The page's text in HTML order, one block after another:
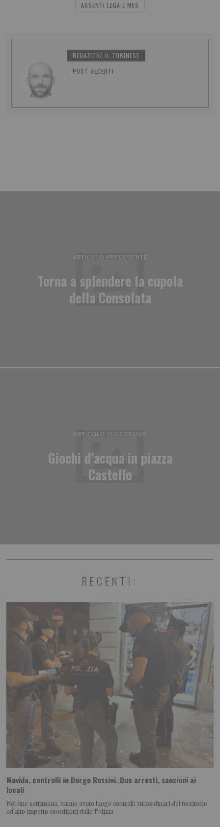
ASSENTI LEGA E M5S
REDAZIONE IL TORINESE
POST RECENTI
ARTICOLO PRECEDENTE
Torna a splendere la cupola
della Consolata
ARTICOLO SUCCESSIVO
Giochi d’acqua in piazza
Castello
RECENTI:
Movida, controlli in Borgo Rossini. Due arresti, sanzioni ai
locali
Nel fine settimana, hanno avuto luogo controlli straordinari del territorio
ad alto impatto coordinati dalla Polizia